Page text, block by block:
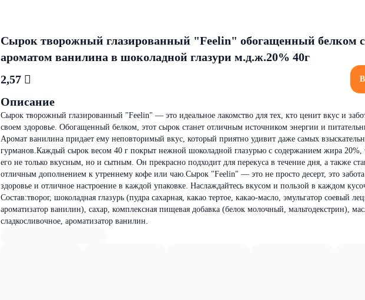
Сырок творожный глазированный "Feelin" обогащенный белком с
ароматом ванилина в шоколадной глазури м.д.ж.20% 40г
2,57 
Описание
Сырок творожный глазированный "Feelin" — это идеальное лакомство для тех, кто ценит вкус и
своем здоровье. Обогащенный белком, этот сырок станет отличным источником энергии и
Аромат ванилина придает ему неповторимый вкус, который приятно удивит даже самых
гурманов.Каждый сырок весом 40 г покрыт нежной шоколадной глазурью с содержанием жира 20%,
его не только вкусным, но и сытным. Он прекрасно подходит для перекуса в течение дня, а также
отличным дополнением к утреннему кофе или чаю.Сырок "Feelin" — это не просто десерт, это
здоровье и отличное настроение в каждой упаковке. Наслаждайтесь вкусом и пользой в каждом
Состав:творог, шоколадная глазурь (пудра сахарная, какао тертое, какао-масло, эмульгатор соевый
ароматизатор ванилин), сахар, комплексная пищевая добавка (белок молочный, мальтодекстрин),
сладкосливочное, ароматизатор ванилин.